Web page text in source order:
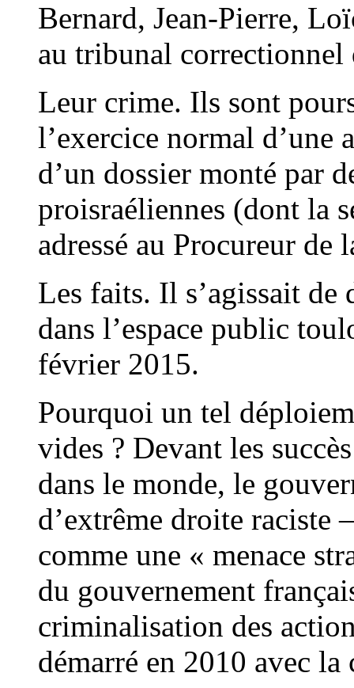
Bernard, Jean-Pierre,
au tribunal correctionnel
Leur crime. Ils sont
l’exercice normal d’une
d’un dossier monté par
proisraéliennes (dont la
adressé au Procureur de
Les faits. Il s’agissait
dans l’espace public
février 2015.
Pourquoi un tel
vides ? Devant les
dans le monde, le
d’extrême droite raciste
comme une « menace
du gouvernement
criminalisation des
démarré en 2010 avec